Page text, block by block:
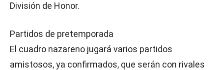
División de Honor.
Partidos de pretemporada
El cuadro nazareno jugará varios partidos
amistosos, ya confirmados, que serán con rivales